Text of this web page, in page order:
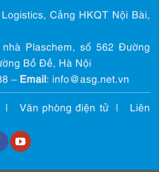
Cảng HKQT Nội Bài,
Plaschem, số 562 Đường
Bồ Đề, Hà Nội
– Email: info@ asg.net.vn
| Văn phòng điện tử|
Liên